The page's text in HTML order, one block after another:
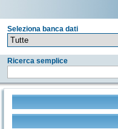
Seleziona banca dati
Ricerca semplice